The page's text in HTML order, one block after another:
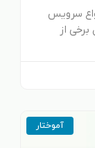
سرویس
از
آموختار